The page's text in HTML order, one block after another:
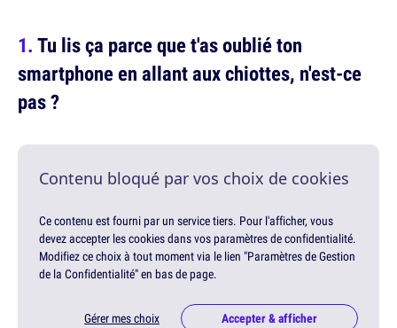
Tu lis ça parce que t'as oublié ton
smartphone en allant aux chiottes, n'est-ce
pas ?
Contenu bloqué par vos choix de cookies
Ce contenu est fourni par un service tiers. Pour l'afficher, vous
devez accepter les cookies dans vos paramètres de confidentialité.
Modifiez ce choix à tout moment via le lien "Paramètres de Gestion
de la Confidentialité" en bas de page.
Gérer mes choix Accepter & afficher